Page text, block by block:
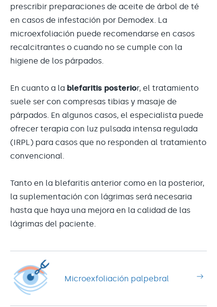
prescribir preparaciones de aceite de árbol de té
en casos de infestación por Demodex. La
microexfoliación puede recomendarse en casos
recalcitrantes o cuando no se cumple con la
higiene de los párpados.
En cuanto a la blefaritis posterior, el tratamiento
suele ser con compresas tibias y masaje de
párpados. En algunos casos, el especialista puede
ofrecer terapia con luz pulsada intensa regulada
(IRPL) para casos que no responden al tratamiento
convencional.
Tanto en la blefaritis anterior como en la posterior,
la suplementación con lágrimas será necesaria
hasta que haya una mejora en la calidad de las
lágrimas del paciente.
Microexfoliación palpebral